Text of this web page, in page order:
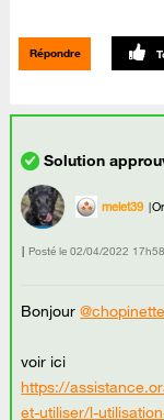
Répondre
melet39
Posté le ‎02/04/2022 17h58
Bonjour
voir ici
https://
et-utiliser/l-